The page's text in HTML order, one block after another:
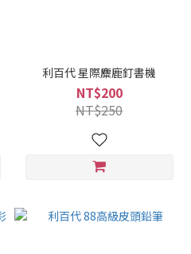
利百代 星際麋鹿釘書機
NT$200
NT$250